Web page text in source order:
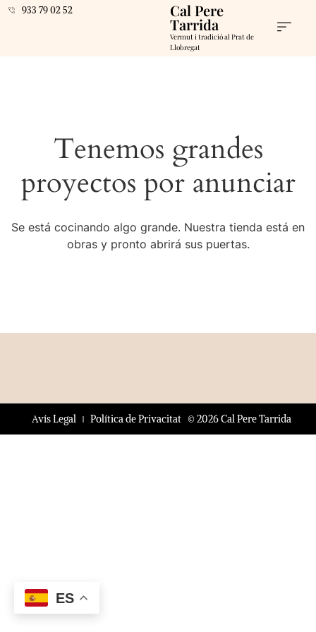
933 79 02 52 Cal Pere
Tarrida
Vermut i tradició al Prat de
Llobregat
Tenemos grandes
proyectos por anunciar
Se está cocinando algo grande. Nuestra tienda está en
obras y pronto abrirá sus puertas.
© 2026 Cal Pere Tarrida
Avís Legal Política de Privacitat
ES